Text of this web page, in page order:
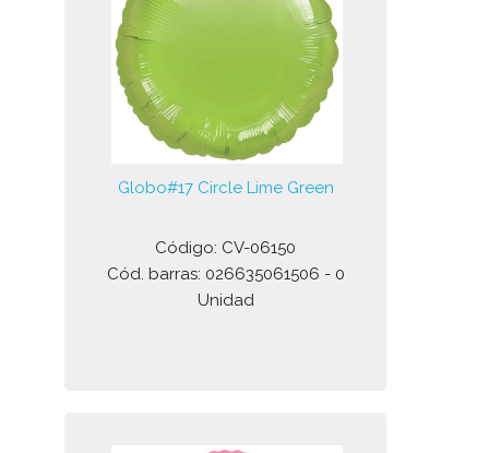
Globo#17 Circle Lime Green
Código: CV-06150
Cód. barras: 026635061506 - 0
Unidad